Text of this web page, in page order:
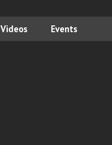
Videos Events